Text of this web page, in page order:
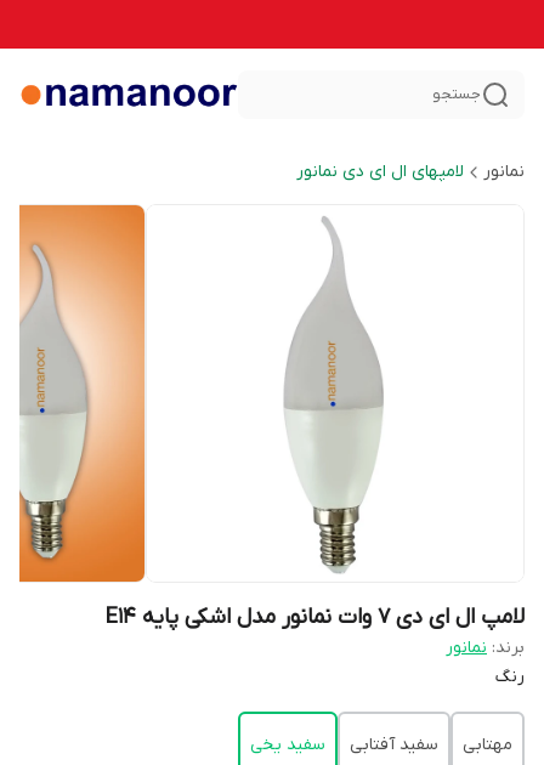
جستجو
نمانور لامپهای ال ای دی نمانور
لامپ ال ای دی 7 وات نمانور مدل اشکی پایه E14
برند: نمانور
رنگ
مهتابی سفید آفتابی سفید یخی